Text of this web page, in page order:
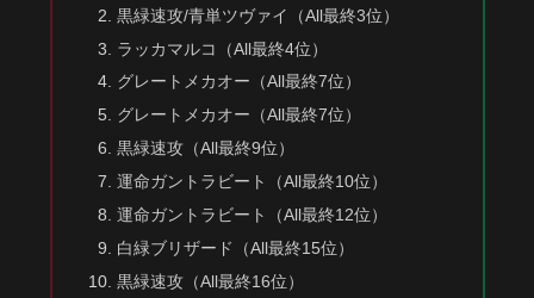
黒緑速攻/青単ツヴァイ（All最終3位）
ラッカマルコ（All最終4位）
グレートメカオー（All最終7位）
グレートメカオー（All最終7位）
黒緑速攻（All最終9位）
運命ガントラビート（All最終10位）
運命ガントラビート（All最終12位）
白緑ブリザード（All最終15位）
黒緑速攻（All最終16位）